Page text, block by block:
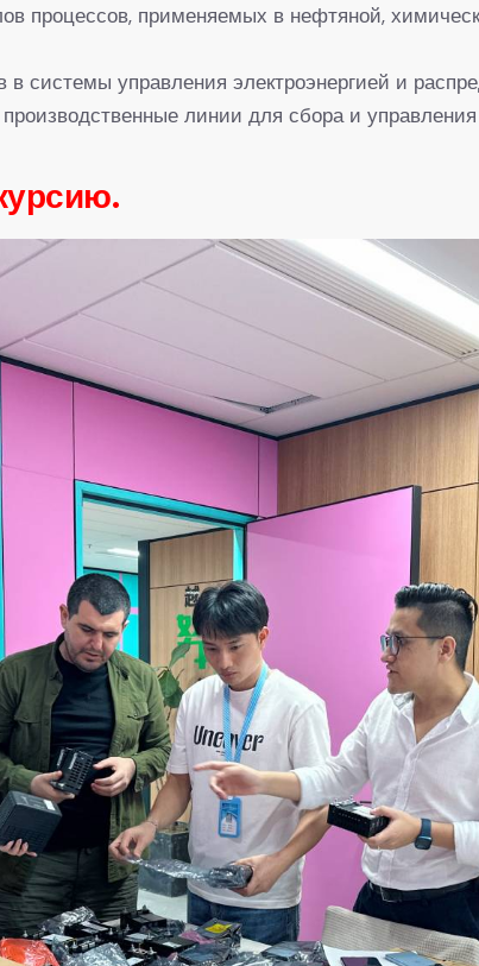
процессов, применяемых в нефтяной,
системы управления электроэнергией и
линии для сбора и